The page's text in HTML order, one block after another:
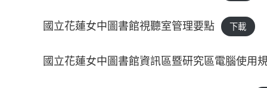
國立花蓮女中圖書館視聽室管理要點 下載
國立花蓮女中圖書館資訊區暨研究區電腦使用